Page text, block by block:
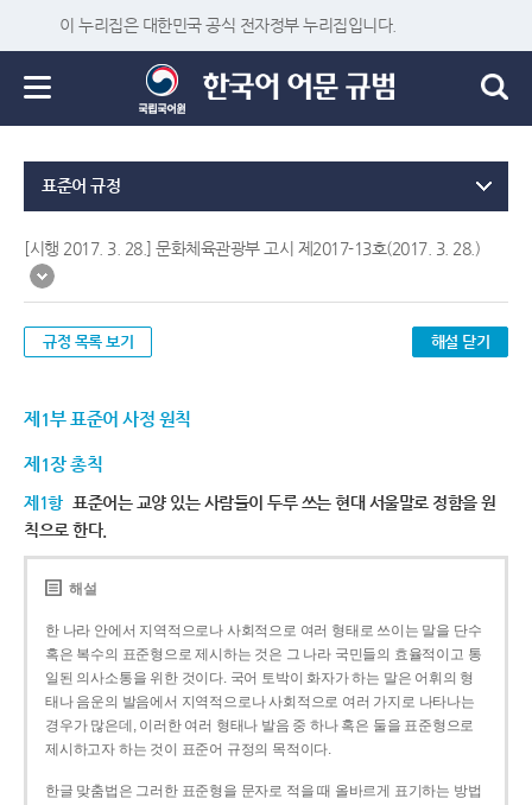
이 누리집은 대한민국 공식 전자정부 누리집입니다.
표준어 규정
[시행 2017. 3. 28.] 문화체육관광부 고시 제2017-13호(2017. 3. 28.)
규정 목록 보기 해설 닫기
제1부 표준어 사정 원칙
제1장 총칙
제1항 표준어는 교양 있는 사람들이 두루 쓰는 현대 서울말로 정함을 원
칙으로 한다.
해설
한 나라 안에서 지역적으로나 사회적으로 여러 형태로 쓰이는 말을 단수
혹은 복수의 표준형으로 제시하는 것은 그 나라 국민들의 효율적이고 통
일된 의사소통을 위한 것이다. 국어 토박이 화자가 하는 말은 어휘의 형
태나 음운의 발음에서 지역적으로나 사회적으로 여러 가지로 나타나는
경우가 많은데, 이러한 여러 형태나 발음 중 하나 혹은 둘을 표준형으로
제시하고자 하는 것이 표준어 규정의 목적이다.
한글 맞춤법은 그러한 표준형을 문자로 적을 때 올바르게 표기하는 방법